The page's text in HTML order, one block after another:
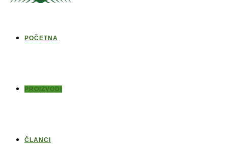
POČETNA
PROIZVODI
ČLANCI